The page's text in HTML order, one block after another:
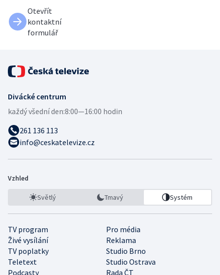
Otevřít
kontaktní
formulář
Divácké centrum
každý všední den:8:00—16:00 hodin
261 136 113
info@ceskatelevize.cz
Vzhled
Světlý Tmavý Systém
TV program
Pro média
Živé vysílání
Reklama
TV poplatky
Studio Brno
Teletext
Studio Ostrava
Podcasty
Rada ČT